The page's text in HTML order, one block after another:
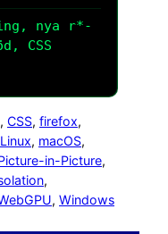
nya r*-
CSS
, CSS, firefox
Linux, macOS
in-Picture
, Windows